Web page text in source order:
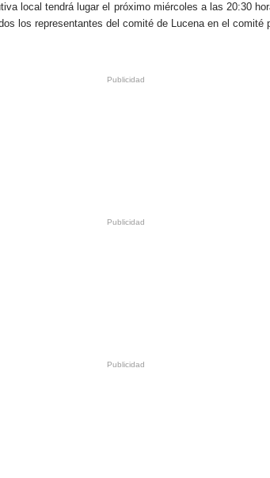
local tendrá lugar el próximo miércoles a las 20:30
los representantes del comité de Lucena en el comité